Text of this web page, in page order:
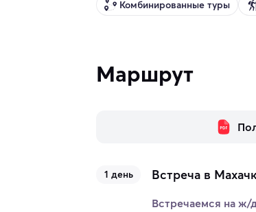
Комбинированные туры
Маршрут
1 день Встреча в
Встречаемся на ж/